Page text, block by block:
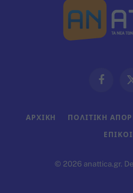
ΑΡΧΙΚΗ ΠΟΛΙΤΙΚΗ
© 2026 anattica.gr.